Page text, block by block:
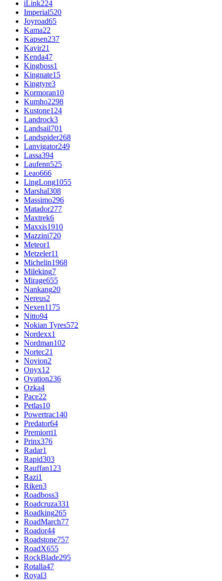
iLink224
Imperial520
Joyroad65
Kama22
Kapsen237
Kavir21
Kenda47
Kingboss1
Kingnate15
Kingtyre3
Kormoran10
Kumho2298
Kustone124
Landrock3
Landsail701
Landspider268
Lanvigator249
Lassa394
Laufenn525
Leao666
LingLong1055
Marshal308
Massimo296
Matador277
Maxtrek6
Maxxis1910
Mazzini720
Meteor1
Metzeler11
Michelin1968
Mileking7
Mirage655
Nankang20
Nereus2
Nexen1175
Nitto94
Nokian Tyres572
Nordexx1
Nordman102
Nortec21
Novion2
Onyx12
Ovation236
Ozka4
Pace22
Petlas10
Powertrac140
Predator64
Premiorri1
Prinx376
Radar1
Rapid303
Rauffan123
Razi1
Riken3
Roadboss3
Roadcruza331
Roadking265
RoadMarch77
Roador44
Roadstone757
RoadX655
RockBlade295
Rotalla47
Royal3